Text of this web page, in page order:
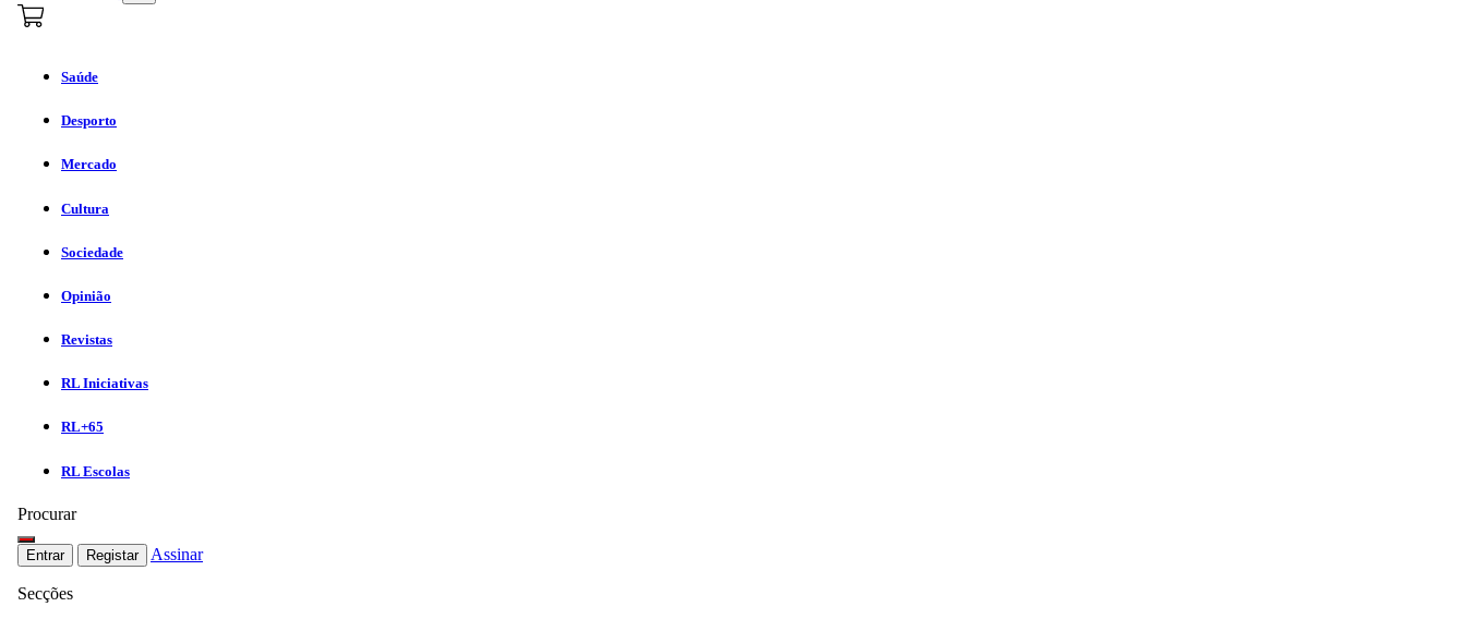
Saúde
Desporto
Mercado
Cultura
Sociedade
Opinião
Revistas
RL Iniciativas
RL+65
RL Escolas
Procurar
Entrar Registar Assinar
Secções